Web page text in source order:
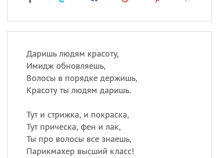
Даришь людям красоту,
Имидж обновляешь,
Волосы в порядке держишь,
Красоту ты людям даришь.
Тут и стрижка, и покраска,
Тут прическа, фен и лак,
Ты про волосы все знаешь,
Парикмахер высший класс!